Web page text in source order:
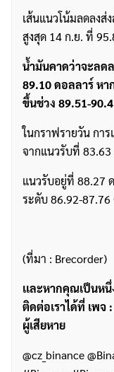
เส้นแนวโน้มลดลง
สูงสุด 14 ก.ย. ที่
น้ำมันคาดว่าจะลด
89.10 ดอลลาร์ ห
ขึ้นช่วง 89.51-
ในกราฟรายวัน กา
จากแนวรับที่ 83.63
แนวรับอยู่ที่ 88.27
ระดับ 86.92-87.76
(ที่มา : Brecorder)
เเละหากคุณเป็นห
ติดต่อเราได้ที่ เพจ :
ผู้เสียหาย
@cz_binance